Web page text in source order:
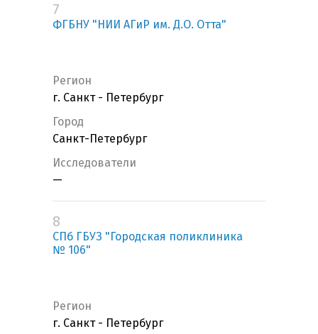
7
ФГБНУ "НИИ АГиР им. Д.О. Отта"
Регион
г. Санкт - Петербург
Город
Санкт-Петербург
Исследователи
—
8
СПб ГБУЗ "Городская поликлиника
№ 106"
Регион
г. Санкт - Петербург